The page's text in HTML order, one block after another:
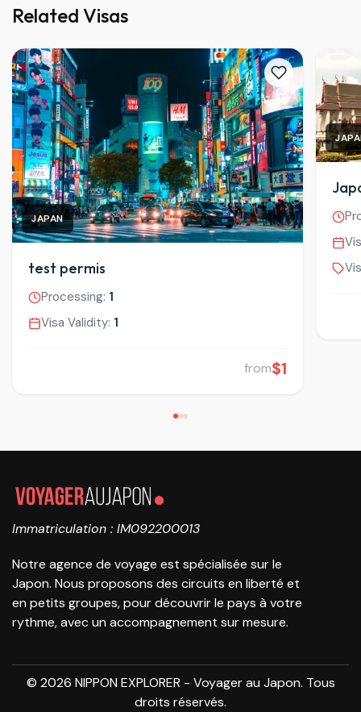
Related Visas
JAPAN
test permis
Processing: 1
Visa Validity: 1
from$1
Immatriculation : IM092200013
Notre agence de voyage est spécialisée sur le
Japon. Nous proposons des circuits en liberté et
en petits groupes, pour découvrir le pays à votre
rythme, avec un accompagnement sur mesure.
© 2026 NIPPON EXPLORER - Voyager au Japon. Tous
droits réservés.